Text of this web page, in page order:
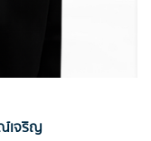
เจริญ